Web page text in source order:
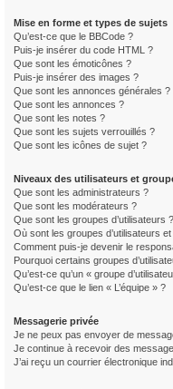
Mise en forme et types de sujets
Qu’est-ce que le BBCode ?
Puis-je insérer du code HTML ?
Que sont les émoticônes ?
Puis-je insérer des images ?
Que sont les annonces générales ?
Que sont les annonces ?
Que sont les notes ?
Que sont les sujets verrouillés ?
Que sont les icônes de sujet ?
Niveaux des utilisateurs et
Que sont les administrateurs ?
Que sont les modérateurs ?
Que sont les groupes d’utilisateurs ?
Où sont les groupes d’utilisateurs
Comment puis-je devenir le
Pourquoi certains groupes
Qu’est-ce qu’un « groupe
Qu’est-ce que le lien « L’équipe » ?
Messagerie privée
Je ne peux pas envoyer de
Je continue à recevoir des
J’ai reçu un courrier électronique